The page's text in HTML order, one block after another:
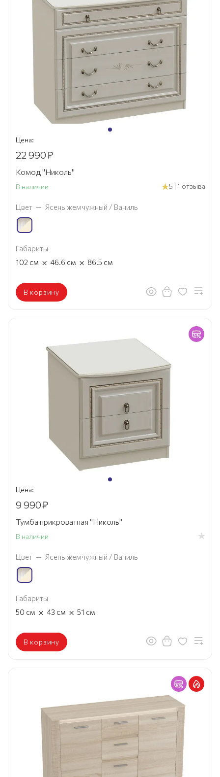
Цена:
22 990₽
Комод "Николь"
В наличии 5 | 1 отзыва
Цвет — Ясень жемчужный / Ваниль
Габариты
102 см × 46.6 см × 86.5 см
В корзину
Цена:
9 990₽
Тумба прикроватная "Николь"
В наличии
Цвет — Ясень жемчужный / Ваниль
Габариты
50 см × 43 см × 51 см
В корзину